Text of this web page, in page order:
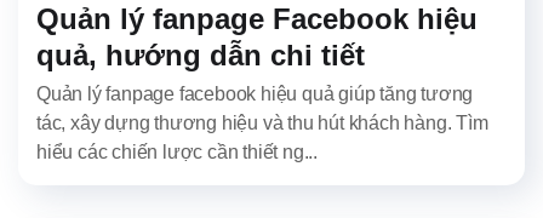
Quản lý fanpage Facebook hiệu
quả, hướng dẫn chi tiết
Quản lý fanpage facebook hiệu quả giúp tăng tương
tác, xây dựng thương hiệu và thu hút khách hàng. Tìm
hiểu các chiến lược cần thiết ng...